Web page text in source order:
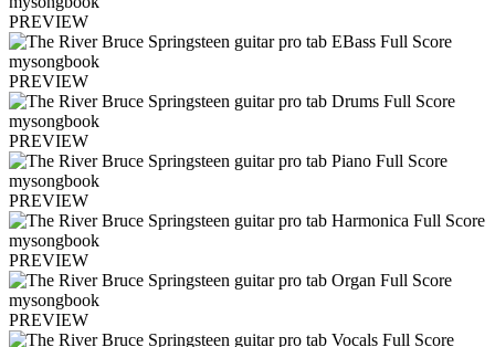
PREVIEW
PREVIEW
PREVIEW
PREVIEW
PREVIEW
PREVIEW